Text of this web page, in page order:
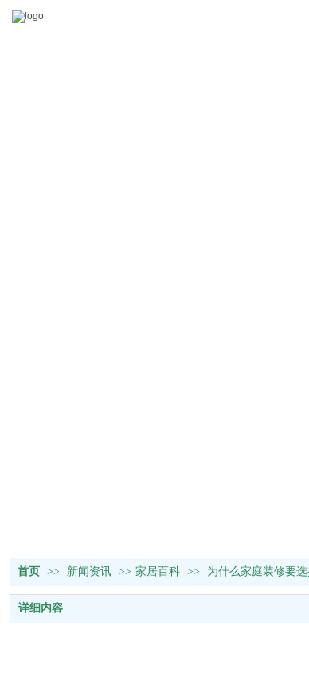
首页 >> 新闻资讯 >> 家居百科 >> 为什么家庭装修要
详细内容